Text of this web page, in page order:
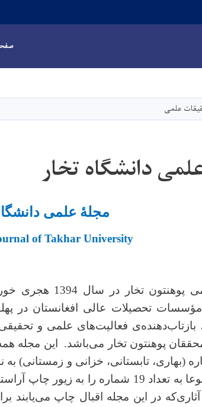
content
علمی
دانشگاه تخار
مجلۀ علمی
of Takhar University
مجله‌ی علمی
تحصیلات عالی افغانستان در
بازتاب‌دهنده‌ی فعالیت‌های علمی و
پوهنتون تخار می‌باشد. این مجله
تا حال مجموعا به تعداد 19 شماره را
که در این مجله اقبال چاپ مییابند